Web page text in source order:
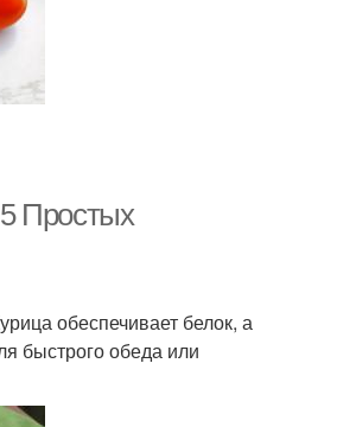
Простых
обеспечивает белок, а
быстрого обеда или